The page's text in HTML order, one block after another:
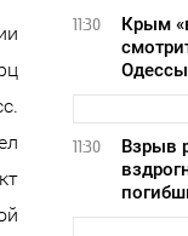
11:30
Крым
11:30
Взрыв